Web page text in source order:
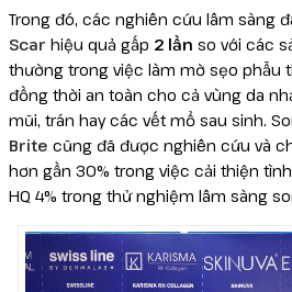
Trong đó, các nghiên cứu lâm sàng
Scar hiệu quả gấp 2 lần so với các
thường trong việc làm mờ sẹo phẫu
đồng thời an toàn cho cả vùng da
mũi, trán hay các vết mổ sau sinh.
Brite cũng đã được nghiên cứu và
hơn gần 30% trong việc cải thiện
HQ 4% trong thử nghiệm lâm sàng